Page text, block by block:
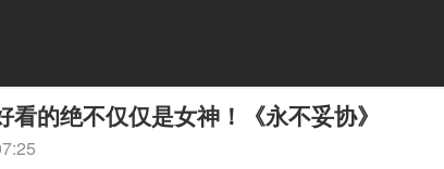
看的绝不仅仅是女神！《永不妥协》